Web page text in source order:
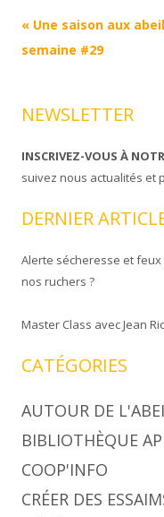
Navigation
Article
« Une saison aux
semaine #29
NEWSLETTER
INSCRIVEZ-VOUS À
suivez nous actualités et
DERNIER
Alerte sécheresse et
nos ruchers ?
Master Class avec Jean
CATÉGORIES
AUTOUR DE
BIBLIOTHÈQUE
COOP'INFO
CRÉER DES